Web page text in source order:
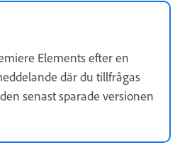
Elements efter en
där du tillfrågas
senast sparade versionen